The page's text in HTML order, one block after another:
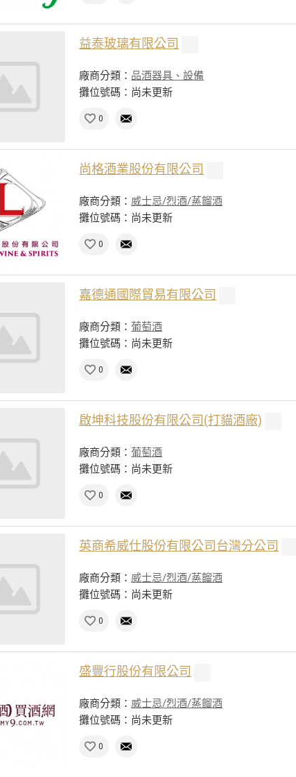
益泰玻璃有限公司
廠商分類： 品酒器具、設備
攤位號碼：尚未更新
0
尚格酒業股份有限公司
廠商分類： 威士忌/烈酒/蒸餾酒
攤位號碼：尚未更新
0
嘉德通國際貿易有限公司
廠商分類：葡萄酒
攤位號碼：尚未更新
0
啟坤科技股份有限公司(打貓酒廠)
廠商分類：葡萄酒
攤位號碼：尚未更新
0
英商希威仕股份有限公司台灣分公司
廠商分類： 威士忌/烈酒/蒸餾酒
攤位號碼：尚未更新
0
盛豐行股份有限公司
廠商分類： 威士忌/烈酒/蒸餾酒
攤位號碼：尚未更新
0